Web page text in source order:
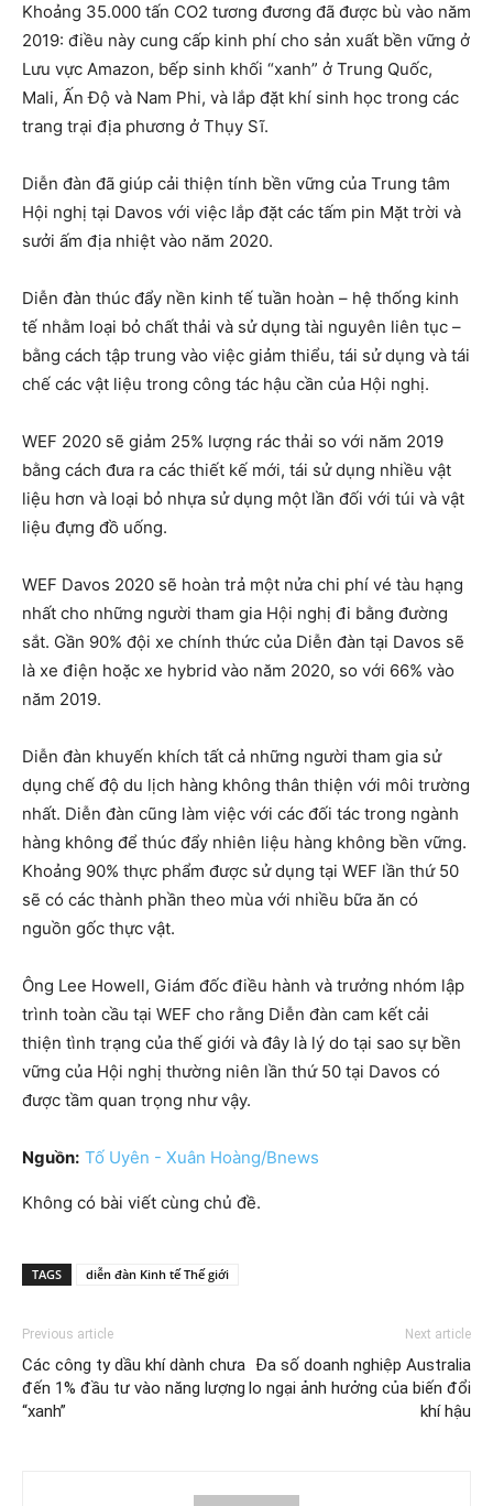
Khoảng 35.000 tấn CO2 tương đương đã được bù vào năm
2019: điều này cung cấp kinh phí cho sản xuất bền vững ở
Lưu vực Amazon, bếp sinh khối “xanh” ở Trung Quốc,
Mali, Ấn Độ và Nam Phi, và lắp đặt khí sinh học trong các
trang trại địa phương ở Thụy Sĩ.
Diễn đàn đã giúp cải thiện tính bền vững của Trung tâm
Hội nghị tại Davos với việc lắp đặt các tấm pin Mặt trời và
sưởi ấm địa nhiệt vào năm 2020.
Diễn đàn thúc đẩy nền kinh tế tuần hoàn – hệ thống kinh
tế nhằm loại bỏ chất thải và sử dụng tài nguyên liên tục –
bằng cách tập trung vào việc giảm thiểu, tái sử dụng và tái
chế các vật liệu trong công tác hậu cần của Hội nghị.
WEF 2020 sẽ giảm 25% lượng rác thải so với năm 2019
bằng cách đưa ra các thiết kế mới, tái sử dụng nhiều vật
liệu hơn và loại bỏ nhựa sử dụng một lần đối với túi và vật
liệu đựng đồ uống.
WEF Davos 2020 sẽ hoàn trả một nửa chi phí vé tàu hạng
nhất cho những người tham gia Hội nghị đi bằng đường
sắt. Gần 90% đội xe chính thức của Diễn đàn tại Davos sẽ
là xe điện hoặc xe hybrid vào năm 2020, so với 66% vào
năm 2019.
Diễn đàn khuyến khích tất cả những người tham gia sử
dụng chế độ du lịch hàng không thân thiện với môi trường
nhất. Diễn đàn cũng làm việc với các đối tác trong ngành
hàng không để thúc đẩy nhiên liệu hàng không bền vững.
Khoảng 90% thực phẩm được sử dụng tại WEF lần thứ 50
sẽ có các thành phần theo mùa với nhiều bữa ăn có
nguồn gốc thực vật.
Ông Lee Howell, Giám đốc điều hành và trưởng nhóm lập
trình toàn cầu tại WEF cho rằng Diễn đàn cam kết cải
thiện tình trạng của thế giới và đây là lý do tại sao sự bền
vững của Hội nghị thường niên lần thứ 50 tại Davos có
được tầm quan trọng như vậy.
Nguồn: Tố Uyên - Xuân Hoàng/Bnews
Không có bài viết cùng chủ đề.
TAGS diễn đàn Kinh tế Thế giới
Previous article
Các công ty dầu khí dành chưa
đến 1% đầu tư vào năng lượng
“xanh”
Next article
Đa số doanh nghiệp Australia
lo ngại ảnh hưởng của biến đổi
khí hậu